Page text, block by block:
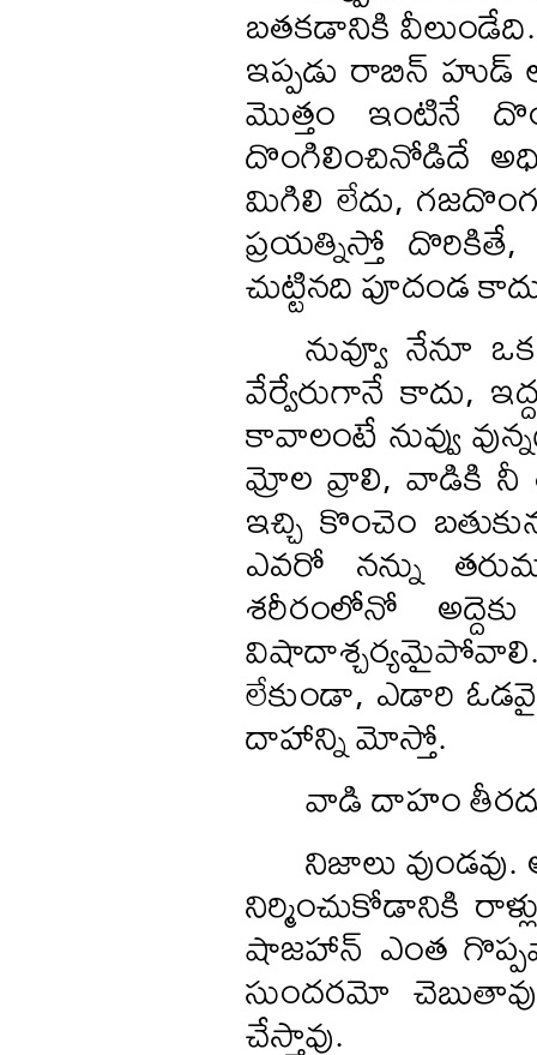
బతకడానికి వీలుండేది.
ఇప్పడు రాబిన్ హుడ్
మొత్తం ఇంటినే
దొంగిలించినోడిదే
మిగిలి లేదు,
ప్రయత్నిస్తో
చుట్టినది పూదండ
నువ్వూ నేనూ
వేర్వేరుగానే కాదు,
కావాలంటే నువ్వు
మ్రోల వ్రాలి, వాడికి
ఇచ్చి కొంచెం
ఎవరో నన్ను
శరీరంలోనో
లేకుండా, ఎడారి ఓడవై
దాహాన్ని మోస్తో.
వాడి దాహం
నిజాలు
నిర్మించుకోడానికి
షాజహాన్ ఎంత
సుందరమో
చేస్తావు.